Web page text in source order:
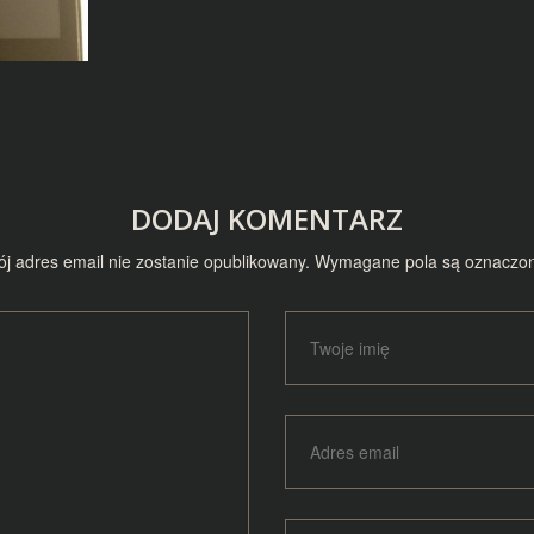
DODAJ KOMENTARZ
adres email nie zostanie opublikowany. Wymagane pola są